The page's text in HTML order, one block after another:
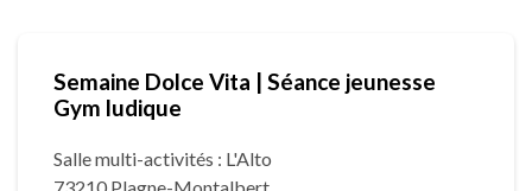
Semaine Dolce Vita | Séance jeunesse
Gym ludique
Salle multi-activités : L'Alto